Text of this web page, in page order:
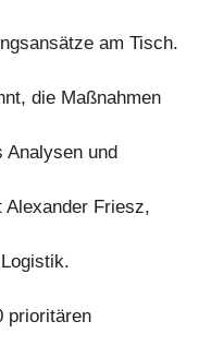
am Tisch.
die Maßnahmen
Analysen und
Alexander Friesz,
prioritären